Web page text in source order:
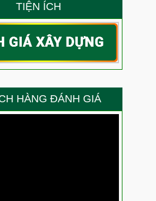
năng lực thi công của
xây nhà trọn gói của Việt
lượng thi công của Việt
nhà?
thi công của đội ngũ
Điệp nói gì về chất lượng
TIỆN ÍCH
HÀNG ĐÁNH GIÁ